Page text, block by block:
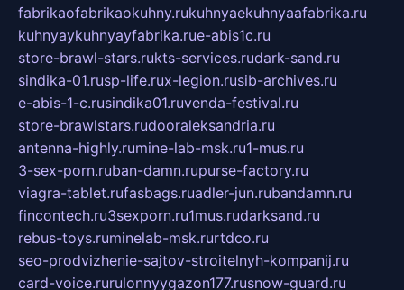
fabrikaofabrikaokuhny.rukuhnyaekuhnyaafabrika.ru
kuhnyaykuhnyayfabrika.rue-abis1c.ru
store-brawl-stars.rukts-services.rudark-sand.ru
sindika-01.rusp-life.rux-legion.rusib-archives.ru
e-abis-1-c.rusindika01.ruvenda-festival.ru
store-brawlstars.rudooraleksandria.ru
antenna-highly.rumine-lab-msk.ru1-mus.ru
3-sex-porn.ruban-damn.rupurse-factory.ru
viagra-tablet.rufasbags.ruadler-jun.rubandamn.ru
fincontech.ru3sexporn.ru1mus.rudarksand.ru
rebus-toys.ruminelab-msk.rurtdco.ru
seo-prodvizhenie-sajtov-stroitelnyh-kompanij.ru
card-voice.rurulonnyygazon177.rusnow-guard.ru